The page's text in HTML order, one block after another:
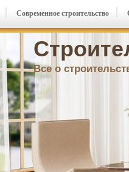
Все о
Современное строительство